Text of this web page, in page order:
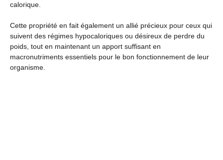
calorique.
Cette propriété en fait également un allié précieux pour ceux qui
suivent des régimes hypocaloriques ou désireux de perdre du
poids, tout en maintenant un apport suffisant en
macronutriments essentiels pour le bon fonctionnement de leur
organisme.